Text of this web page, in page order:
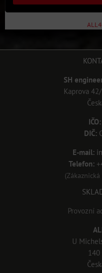
SH
Kaprova
IČO:
DIČ:
E-mail:
Telefon:
Provozní
U
140